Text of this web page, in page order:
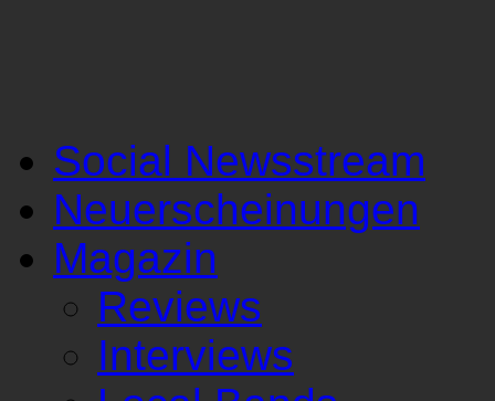
Social Newsstream
Neuerscheinungen
Magazin
Reviews
Interviews